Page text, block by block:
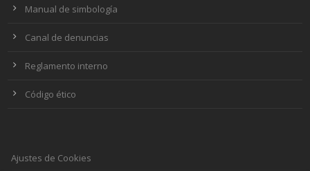
Manual de simbología
Canal de denuncias
Reglamento interno
Código ético
Ajustes de Cookies